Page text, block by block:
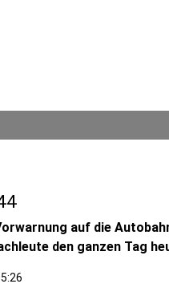
auf die
den ganzen Tag